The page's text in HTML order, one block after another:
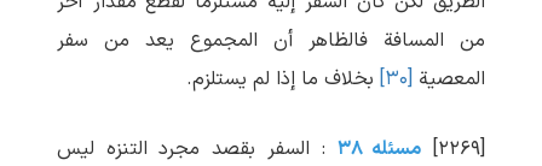
من المسافة فالظاهر أن المجموع یعد من سفر
المعصیة [۳۰] بخلاف ما إذا لم یستلزم.
[۲۲۶۹] مسئله ۳۸
: السفر بقصد مجرد التنزه لیس